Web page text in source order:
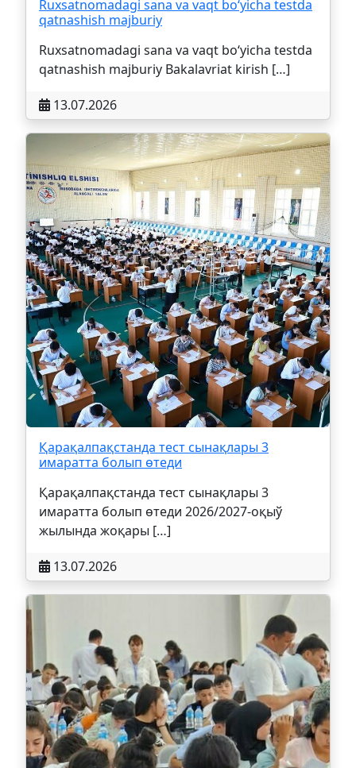
Ruxsatnomadagi sana va vaqt bo‘yicha testda
qatnashish majburiy
Ruxsatnomadagi sana va vaqt bo‘yicha testda
qatnashish majburiy Bakalavriat kirish […]
13.07.2026
Қарақалпақстанда тест сынақлары 3
имаратта болып өтеди
Қарақалпақстанда тест сынақлары 3
имаратта болып өтеди 2026/2027-оқыў
жылында жоқары […]
13.07.2026